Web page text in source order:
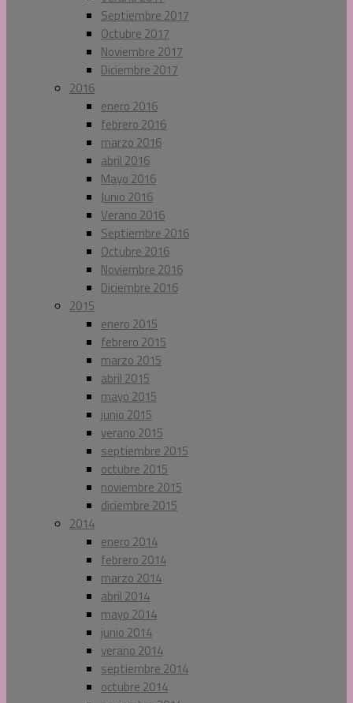
Septiembre 2017
Octubre 2017
Noviembre 2017
Diciembre 2017
2016
enero 2016
febrero 2016
marzo 2016
abril 2016
Mayo 2016
Junio 2016
Verano 2016
Septiembre 2016
Octubre 2016
Noviembre 2016
Diciembre 2016
2015
enero 2015
febrero 2015
marzo 2015
abril 2015
mayo 2015
junio 2015
verano 2015
septiembre 2015
octubre 2015
noviembre 2015
diciembre 2015
2014
enero 2014
febrero 2014
marzo 2014
abril 2014
mayo 2014
junio 2014
verano 2014
septiembre 2014
octubre 2014